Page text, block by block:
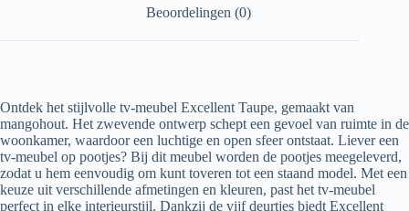
Beoordelingen (0)
Ontdek het stijlvolle tv-meubel Excellent Taupe, gemaakt van
mangohout. Het zwevende ontwerp schept een gevoel van ruimte in de
woonkamer, waardoor een luchtige en open sfeer ontstaat. Liever een
tv-meubel op pootjes? Bij dit meubel worden de pootjes meegeleverd,
zodat u hem eenvoudig om kunt toveren tot een staand model. Met een
keuze uit verschillende afmetingen en kleuren, past het tv-meubel
perfect in elke interieurstijl. Dankzij de vijf deurtjes biedt Excellent